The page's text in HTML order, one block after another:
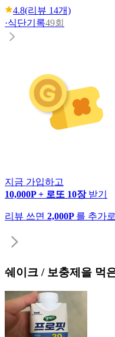
4.8(리뷰 14개)
·식단기록49회
지금 가입하고
10,000P + 로또 10장 받기
리뷰 쓰면 2,000P 를 추가
쉐이크 / 보충제 을 먹